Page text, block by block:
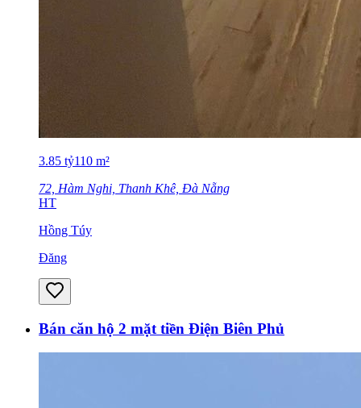
3.85 tỷ110 m²
72, Hàm Nghi, Thanh Khê, Đà Nẵng
HT
Hồng Túy
Đăng
Bán căn hộ 2 mặt tiền Điện Biên Phủ